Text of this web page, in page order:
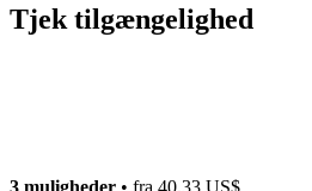
Tjek tilgængelighed
3 muligheder • fra 40,33 US$